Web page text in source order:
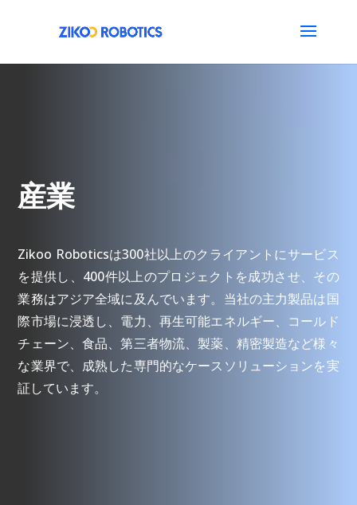
産業
Zikoo Roboticsは300社以上のクライアントにサービス
を提供し、400件以上のプロジェクトを成功させ、その
業務はアジア全域に及んでいます。当社の主力製品は国
際市場に浸透し、電力、再生可能エネルギー、コールド
チェーン、食品、第三者物流、製薬、精密製造など様々
な業界で、成熟した専門的なケースソリューションを実
証しています。